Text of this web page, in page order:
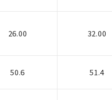
26.00 32.00
50.6 51.4